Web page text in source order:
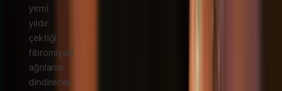
yirmi
yıldır
çektiği
fibromiyalji
ağrılarını
dindirecek